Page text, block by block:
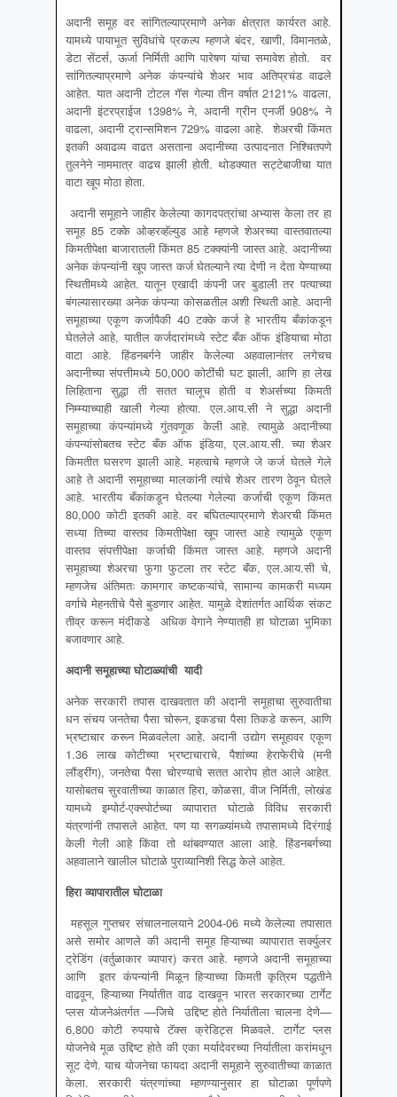
अदानी समूह वर सांगितल्याप्रमाणे अनेक क्षेत्रात कार्यरत आहे.
यामध्ये पायाभूत सुविधांचे प्रकल्प म्हणजे बंदर, खाणी, विमानतळे,
डेटा सेंटर्स, ऊर्जा निर्मिती आणि पारेषण यांचा समावेश होतो. वर
सांगितल्याप्रमाणे अनेक कंपन्यांचे शेअर भाव अतिप्रचंड वाढले
आहेत. यात अदानी टोटल गॅस गेल्या तीन वर्षात 2121% वाढला,
अदानी इंटरप्राईज 1398% ने, अदानी ग्रीन एनर्जी 908% ने
वाढला, अदानी ट्रान्समिशन 729% वाढला आहे. शेअरची किंमत
इतकी अवाढव्य वाढत असताना अदानीच्या उत्पादनात निश्चितपणे
तुलनेने नाममात्र वाढच झाली होती. थोडक्यात सट्टेबाजीचा यात
वाटा खूप मोठा होता.
अदानी समूहाने जाहीर केलेल्या कागदपत्रांचा अभ्यास केला तर हा
समूह 85 टक्के ओव्हरव्हॅल्युड आहे म्हणजे शेअरच्या वास्तवातल्या
किमतीपेक्षा बाजारातली किंमत 85 टक्क्यांनी जास्त आहे. अदानीच्या
अनेक कंपन्यांनी खूप जास्त कर्ज घेतल्याने त्या देणी न देता येण्याच्या
स्थितीमध्ये आहेत. यातून एखादी कंपनी जर बुडाली तर पत्याच्या
बंगल्यासारख्या अनेक कंपन्या कोसळतील अशी स्थिती आहे. अदानी
समूहाच्या एकूण कर्जापैकी 40 टक्के कर्ज हे भारतीय बँकांकडून
घेतलेले आहे, यातील कर्जदारांमध्ये स्टेट बँक ऑफ इंडियाचा मोठा
वाटा आहे. हिंडनबर्गने जाहीर केलेल्या अहवालानंतर लगेचच
अदानीच्या संपत्तीमध्ये 50,000 कोटींची घट झाली, आणि हा लेख
लिहिताना सुद्धा ती सतत चालूच होती व शेअर्सच्या किमती
निम्म्याच्याही खाली गेल्या होत्या. एल.आय.सी ने सुद्धा अदानी
समूहाच्या कंपन्यांमध्ये गुंतवणूक केली आहे. त्यामुळे अदानीच्या
कंपन्यांसोबतच स्टेट बँक ऑफ इंडिया, एल.आय.सी. च्या शेअर
किमतीत घसरण झाली आहे. महत्वाचे म्हणजे जे कर्ज घेतले गेले
आहे ते अदानी समूहाच्या मालकांनी त्यांचे शेअर तारण ठेवून घेतले
आहे. भारतीय बँकांकडून घेतल्या गेलेल्या कर्जाची एकूण किंमत
80,000 कोटी इतकी आहे. वर बघितल्याप्रमाणे शेअरची किंमत
सध्या तिच्या वास्तव किमतीपेक्षा खूप जास्त आहे त्यामुळे एकूण
वास्तव संपत्तीपेक्षा कर्जाची किंमत जास्त आहे. म्हणजे अदानी
समूहाच्या शेअरचा फुगा फुटला तर स्टेट बॅंक, एल.आय.सी चे,
म्हणजेच अंतिमतः कामगार कष्टकऱ्यांचे, सामान्य कामकरी मध्यम
वर्गाचे मेहनतीचे पैसे बुडणार आहेत. यामुळे देशांतर्गत आर्थिक संकट
तीव्र करून मंदीकडे अधिक वेगाने नेण्यातही हा घोटाळा भुमिका
बजावणार आहे.
अदानी समूहाच्या घोटाळ्यांची यादी
अनेक सरकारी तपास दाखवतात की अदानी समूहाचा सुरुवातीचा
धन संचय जनतेचा पैसा चोरून, इकडचा पैसा तिकडे करून, आणि
भ्रष्टाचार करून मिळवलेला आहे. अदानी उद्योग समूहावर एकूण
1.36 लाख कोटीच्या भ्रष्टाचाराचे, पैशांच्या हेराफेरीचे (मनी
लौंड्रींग), जनतेचा पैसा चोरण्याचे सतत आरोप होत आले आहेत.
यासोबतच सुरवातीच्या काळात हिरा, कोळसा, वीज निर्मिती, लोखंड
यामध्ये इम्पोर्ट-एक्स्पोर्टच्या व्यापारात घोटाळे विविध सरकारी
यंत्रणांनी तपासले आहेत. पण या सगळ्यांमध्ये तपासामध्ये दिरंगाई
केली गेली आहे किंवा तो थांबवण्यात आला आहे. हिंडनबर्गच्या
अहवालाने खालील घोटाळे पुराव्यानिशी सिद्ध केले आहेत.
हिरा व्यापारातील घोटाळा
महसूल गुप्तचर संचालनालयाने 2004-06 मध्ये केलेल्या तपासात
असे समोर आणले की अदानी समूह हिऱ्याच्या व्यापारात सर्क्युलर
ट्रेडिंग (वर्तुळाकार व्यापार) करत आहे. म्हणजे अदानी समूहाच्या
आणि इतर कंपन्यांनी मिळून हिऱ्याच्या किमती कृत्रिम पद्धतीने
वाढवून, हिऱ्याच्या निर्यातीत वाढ दाखवून भारत सरकारच्या टार्गेट
प्लस योजनेअंतर्गत —जिचे उद्दिष्ट होते निर्यातीला चालना देणे—
6,800 कोटी रुपयाचे टॅक्स क्रेडिट्स मिळवले. टार्गेट प्लस
योजनेचे मूळ उद्दिष्ट होते की एका मर्यादेवरच्या निर्यातीला करांमधून
सूट देणे. याच योजनेचा फायदा अदानी समूहाने सुरुवातीच्या काळात
केला. सरकारी यंत्रणांच्या म्हणण्यानुसार हा घोटाळा पूर्णपणे